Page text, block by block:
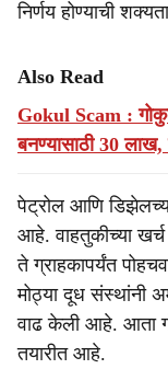
निर्णय होण्याची
Also Read
Gokul Scam :
बनण्यासाठी 30 लाख,
पेट्रोल आणि
आहे. वाहतुकीच्या
ते ग्राहकापर्यंत
मोठ्या दूध संस्थांनी
वाढ केली आहे. आता
तयारीत आहे.